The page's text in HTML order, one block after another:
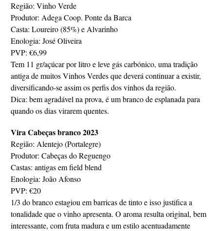
Região: Vinho Verde
Produtor: Adega Coop. Ponte da Barca
Casta: Loureiro (85%) e Alvarinho
Enologia: José Oliveira
PVP: €6,99
Tem 11 gr/açúcar por litro e leve gás carbónico, uma tradição
antiga de muitos Vinhos Verdes que deverá continuar a existir,
diversificando-se assim os perfis dos vinhos da região.
Dica: bem agradável na prova, é um branco de esplanada para
quando os dias virarem quentes.
Vira Cabeças branco 2023
Região: Alentejo (Portalegre)
Produtor: Cabeças do Reguengo
Castas: antigas em field blend
Enologia: João Afonso
PVP: €20
1/3 do branco estagiou em barricas de tinto e isso justifica a
tonalidade que o vinho apresenta. O aroma resulta original, bem
interessante, com fruta madura e um estilo acentuadamente